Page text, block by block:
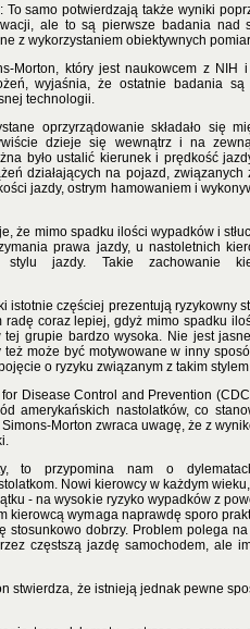
To samo potwierdzają także wyniki
ale to są pierwsze badania nad
z wykorzystaniem obiektywnych
Morton, który jest naukowcem z NIH
wyjaśnia, że ostatnie badania
technologii.
oprzyrządowanie składało się
dzieje się wewnątrz i na
było ustalić kierunek i prędkość
działających na pojazd,
jazdy, ostrym hamowaniem i
że mimo spadku ilości wypadków i
prawa jazdy, u nastoletnich
stylu jazdy. Takie zachowanie
istotnie częściej prezentują ryzykowny
coraz lepiej, gdyż mimo spadku
grupie bardzo wysoka. Nie jest
też może być motywowane w inny
o ryzyku związanym z takim
for Disease Control and Prevention
amerykańskich nastolatków, co
Morton zwraca uwagę, że z
to przypomina nam o
Nowi kierowcy w każdym
- na wysokie ryzyko wypadków z
kierowcą wymaga naprawdę sporo
stosunkowo dobrzy. Problem polega
częstszą jazdę samochodem, ale
stwierdza, że istnieją jednak pewne